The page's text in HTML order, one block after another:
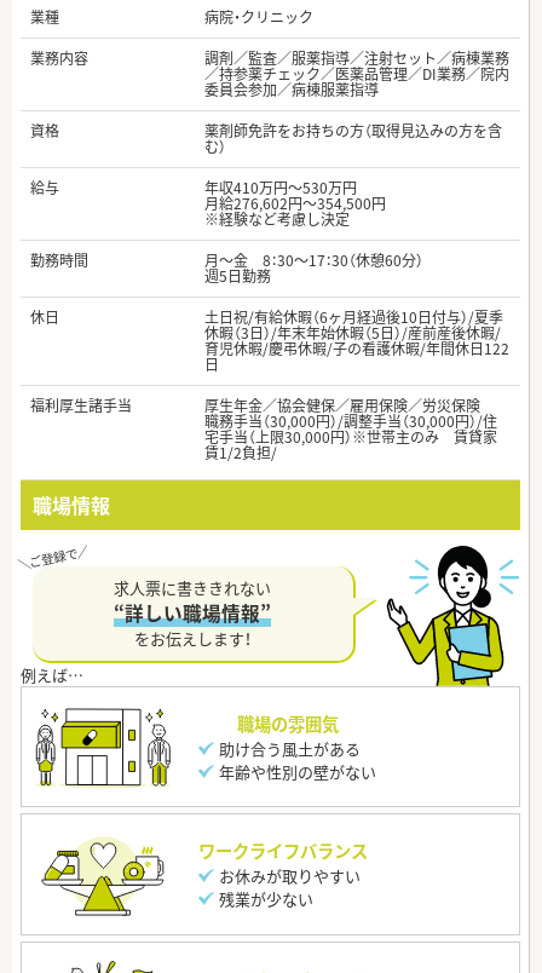
業種
病院・クリニック
業務内容
調剤／監査／服薬指導／注射セット／病棟業務
／持参薬チェック／医薬品管理／DI業務／院内
委員会参加／病棟服薬指導
資格
薬剤師免許をお持ちの方（取得見込みの方を含
む）
給与
年収410万円～530万円
月給276,602円～354,500円
※経験など考慮し決定
勤務時間
月～金 8：30～17：30（休憩60分）
週5日勤務
休日
土日祝/有給休暇（6ヶ月経過後10日付与）/夏季
休暇（3日）/年末年始休暇（5日）/産前産後休暇/
育児休暇/慶弔休暇/子の看護休暇/年間休日122
日
福利厚生諸手当
厚生年金／協会健保／雇用保険／労災保険
職務手当（30,000円）/調整手当（30,000円）/住
宅手当（上限30,000円）※世帯主のみ 賃貸家
賃1/2負担/
職場情報
求人票に書ききれない
“詳しい職場情報”
をお伝えします！
職場の雰囲気
助け合う風土がある
年齢や性別の壁がない
ワークライフバランス
お休みが取りやすい
残業が少ない